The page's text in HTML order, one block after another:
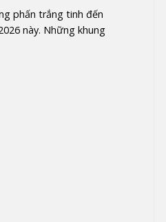
phấn trắng tinh đến
này. Những khung